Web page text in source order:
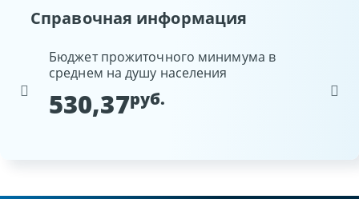
Справочная информация
Бюджет прожиточного минимума в
среднем на душу населения
530,37руб.